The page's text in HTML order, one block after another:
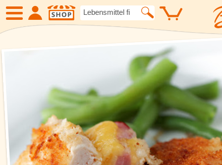
Angebote
Eiskrem Früchte
Gemüse Suppen